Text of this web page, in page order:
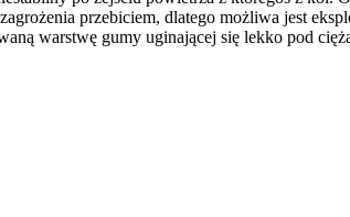
przebiciem, dlatego możliwa jest
warstwę gumy uginającej się lekko pod